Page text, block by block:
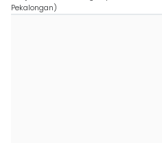
Pekalongan)